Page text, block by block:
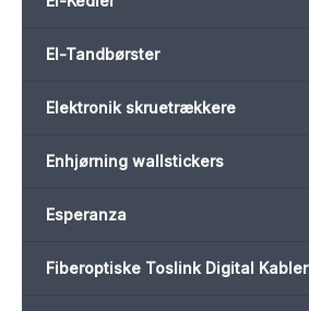
El-Tandbørster
Elektronik skruetrækkere
Enhjørning wallstickers
Esperanza
Fiberoptiske Toslink Digital Kabler